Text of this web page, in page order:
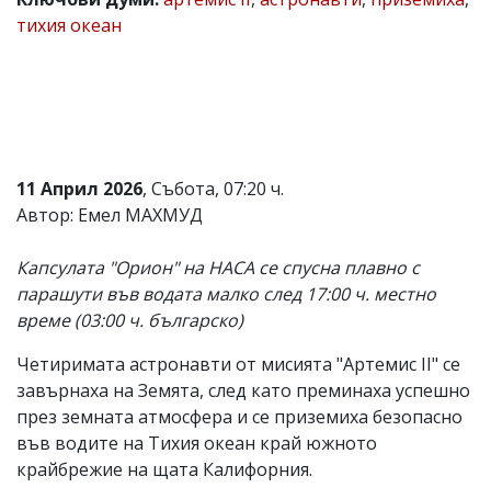
Коментарите
редакцията
не
носи
за
тях!
Ако
откриете
за
коментар,
моля
сигнализирайте
тихия океан
11 Април 2026, Събота, 07:20 ч.
Автор: Емел МАХМУД
Капсулата "Орион" на НАСА се спусна плавно с
парашути във водата малко след 17:00 ч. местно
време (03:00 ч. българско)
Четиримата астронавти от мисията "Артемис II" се
завърнаха на Земята, след като преминаха успешно
през земната атмосфера и се приземиха безопасно
във водите на Тихия океан край южното
крайбрежие на щата Калифорния.